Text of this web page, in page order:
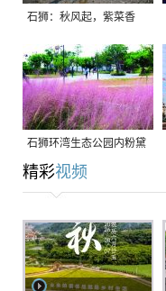
石狮：秋风起，紫菜香
石狮环湾生态公园内粉黛
乱子草盛放
精彩视频